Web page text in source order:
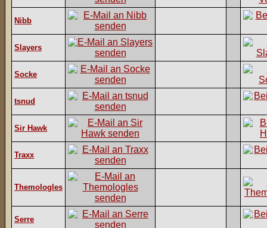
Nibb
Slayers
Socke
tsnud
Sir Hawk
Traxx
Themologles
Serre